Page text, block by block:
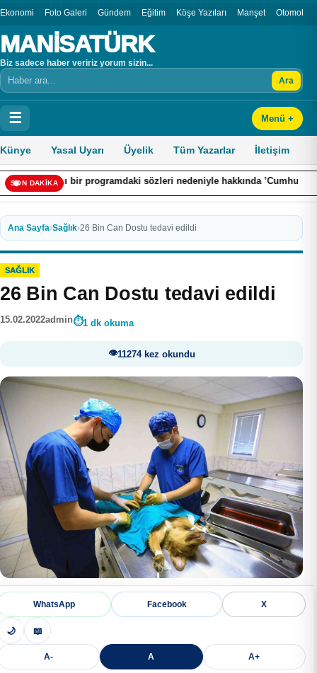
Ekonomi Foto Galeri Gündem Eğitim Köşe Yazıları Manşet Otomobil
MANİSATÜRK
Biz sadece haber veririz yorum sizin...
Arama Ara
☰ Menü +
Künye Yasal Uyarı Üyelik Tüm Yazarlar İletişim
SON DAKİKA sözleri nedeniyle hakkında ’Cumhurbaşkanına
Ana Sayfa›Sağlık›26 Bin Can Dostu tedavi edildi
SAĞLIK
26 Bin Can Dostu tedavi edildi
15.02.2022admin 1 dk okuma
11274 kez okundu
WhatsApp Facebook X
🌙 📖
A- A A+